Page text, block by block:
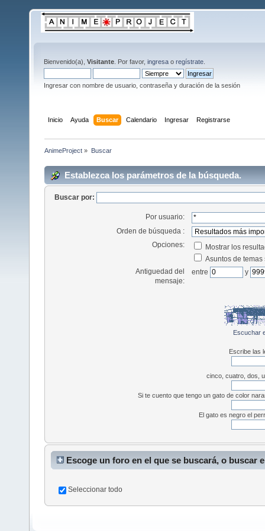
Bienvenido(a), Visitante . Por favor, ingresa o regístrate
Ingresar con nombre de usuario, contraseña y duración de la sesión
Inicio Ayuda Buscar Calendario Ingresar Registrarse
AnimeProject » Buscar
Establezca los parámetros de la búsqueda.
Buscar por:
Por usuario:
Orden de búsqueda :
Opciones:
Mostrar los
Asuntos de temas
Antiguedad del
mensaje:
entre y
Escuchar
Escribe las
cinco, cuatro, dos,
Si te cuento que tengo un gato de color
El gato es negro el
Escoge un foro en el que se buscará, o buscar
Seleccionar todo